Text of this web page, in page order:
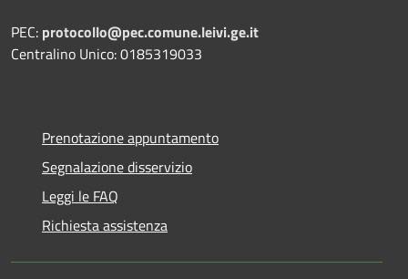
PEC: protocollo@pec.comune.leivi.ge.it
Centralino Unico: 0185319033
Prenotazione appuntamento
Segnalazione disservizio
Leggi le FAQ
Richiesta assistenza